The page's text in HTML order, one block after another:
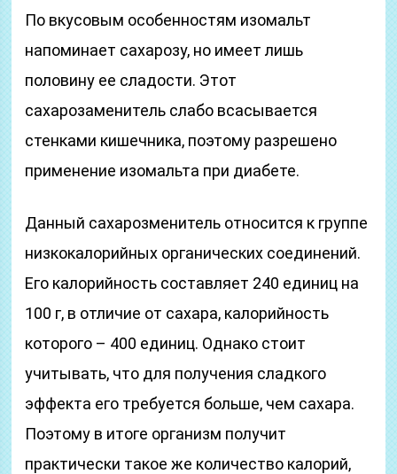
По вкусовым особенностям изомальт
напоминает сахарозу, но имеет лишь
половину ее сладости. Этот
сахарозаменитель слабо всасывается
стенками кишечника, поэтому разрешено
применение изомальта при диабете.
Данный сахарозменитель относится к группе
низкокалорийных органических соединений.
Его калорийность составляет 240 единиц на
100 г, в отличие от сахара, калорийность
которого – 400 единиц. Однако стоит
учитывать, что для получения сладкого
эффекта его требуется больше, чем сахара.
Поэтому в итоге организм получит
практически такое же количество калорий,